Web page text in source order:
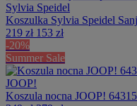
Sylvia Speidel
Koszulka Sylvia Speidel
219 zł 153 zł
-20%
Summer Sale
JOOP!
Koszula nocna JOOP!